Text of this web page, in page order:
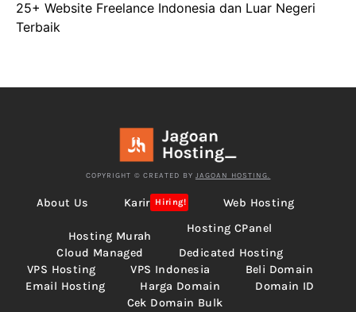
25+ Website Freelance Indonesia dan Luar Negeri
Terbaik
COPYRIGHT © CREATED BY JAGOAN HOSTING.
About Us Karir Hiring! Web Hosting
Hosting Murah
Hosting CPanel
Cloud Managed
Dedicated Hosting
VPS Hosting
VPS Indonesia
Beli Domain
Email Hosting
Harga Domain
Domain ID
Cek Domain Bulk